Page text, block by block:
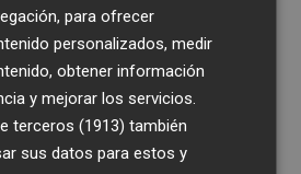
para ofrecer
personalizados, medir
obtener información
y mejorar los servicios.
terceros (1913) también
sus datos para estos y